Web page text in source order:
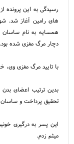
رسیدگی به این پرونده
همسایه به نام
دچار مرگ مغزی شده بود.
با تایید مرگ مغزی وی،
بدین ترتیب اعضای بدن
تحقیق پرداخت و
این پسر به درگیری
میثم زدم.